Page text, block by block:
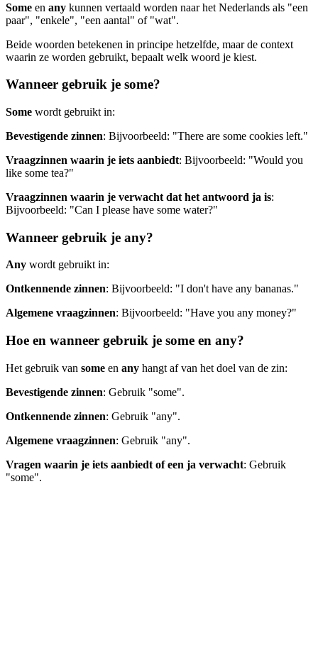
Some en any kunnen vertaald worden naar het Nederlands als "een
paar", "enkele", "een aantal" of "wat".
Beide woorden betekenen in principe hetzelfde, maar de context
waarin ze worden gebruikt, bepaalt welk woord je kiest.
Wanneer gebruik je some?
Some wordt gebruikt in:
Bevestigende zinnen: Bijvoorbeeld: "There are some cookies left."
Vraagzinnen waarin je iets aanbiedt: Bijvoorbeeld: "Would you
like some tea?"
Vraagzinnen waarin je verwacht dat het antwoord ja is:
Bijvoorbeeld: "Can I please have some water?"
Wanneer gebruik je any?
Any wordt gebruikt in:
Ontkennende zinnen: Bijvoorbeeld: "I don't have any bananas."
Algemene vraagzinnen: Bijvoorbeeld: "Have you any money?"
Hoe en wanneer gebruik je some en any?
Het gebruik van some en any hangt af van het doel van de zin:
Bevestigende zinnen: Gebruik "some".
Ontkennende zinnen: Gebruik "any".
Algemene vraagzinnen: Gebruik "any".
Vragen waarin je iets aanbiedt of een ja verwacht: Gebruik
"some".